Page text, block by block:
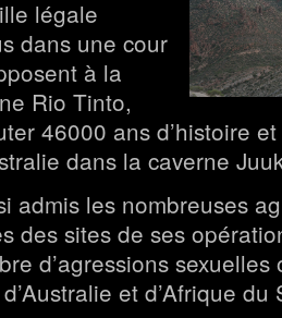
légale
dans une cour
à la
Rio Tinto,
46000 ans d’histoire
dans la caverne
admis les nombreuses
des sites de ses
d’agressions sexuelles
et d’Afrique